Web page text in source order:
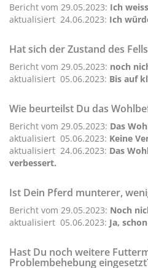
Bericht vom 29.05.2023: Ich
aktualisiert 24.06.2023: Ich
Hat sich der Zustand des
Bericht vom 29.05.2023: noch
aktualisiert 05.06.2023: Bis auf
Wie beurteilst Du das
Bericht vom 29.05.2023: Das
aktualisiert 05.06.2023: Keine
aktualisiert 24.06.2023: Das
verbessert.
Ist Dein Pferd munterer,
Bericht vom 29.05.2023: Noch
aktualisiert 05.06.2023: Ja,
Hast Du noch weitere
Problembehebung